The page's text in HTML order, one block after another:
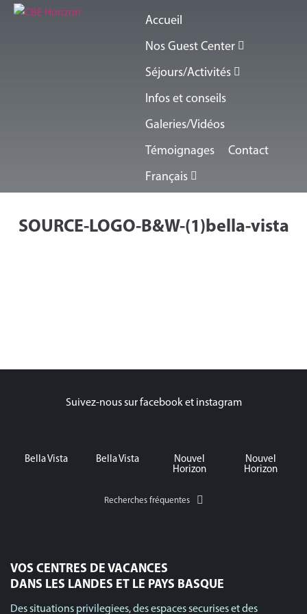
Accueil
Nos Guest Center
Séjours/Activités
Infos et conseils
Galeries/Vidéos
Témoignages
Contact
Français
SOURCE-LOGO-B&W-(1)bella-vista
Suivez-nous sur facebook et instagram
Bella Vista Bella Vista
Nouvel
Horizon
Nouvel
Horizon
Recherches fréquentes
VOS CENTRES DE VACANCES
DANS LES LANDES ET LE PAYS BASQUE
Des situations privilegiees, des espaces securises et des